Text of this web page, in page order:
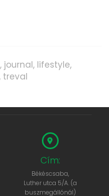
journal lifestyle
treval
Cím:
Békéscsaba,
Luther utca 5/A. (a
buszmegállónál)